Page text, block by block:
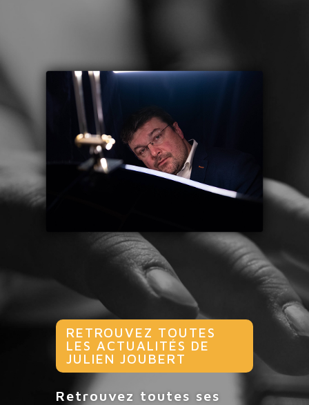
RETROUVEZ TOUTES
LES ACTUALITÉS DE
JULIEN JOUBERT
Retrouvez toutes ses